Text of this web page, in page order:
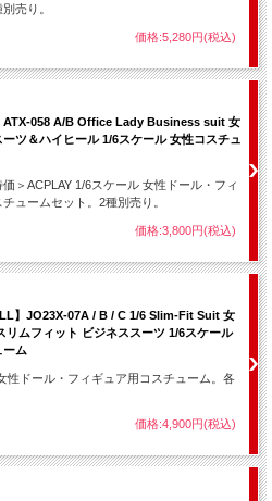
売り。
価格:5,280円(税込)
ATX-058 A/B Office Lady Business suit 女
ツ＆ハイヒール 1/6スケール 女性コスチュ
価＞ACPLAY 1/6スケール 女性ドール・フィ
ュームセット。2種別売り。
価格:3,800円(税込)
】JO23X-07A / B / C 1/6 Slim-Fit Suit 女
リムフィット ビジネススーツ 1/6スケール
ーム
性ドール・フィギュア用コスチューム。各
価格:4,900円(税込)